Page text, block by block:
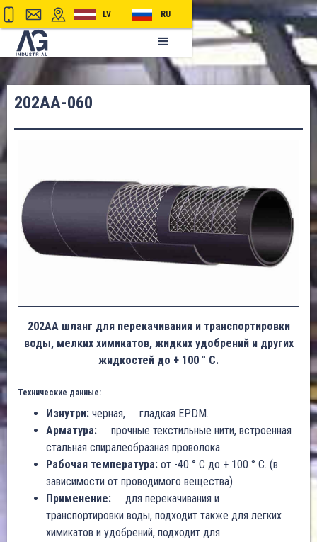
LV RU
202AA-060
202AA шланг для перекачивания и транспортировки
воды, мелких химикатов, жидких удобрений и других
жидкостей до + 100 ° C.
Технические данные:
Изнутри: черная, гладкая EPDM.
Арматура: прочные текстильные нити, встроенная
стальная спиралеобразная проволока.
Рабочая температура: от -40 ° C до + 100 ° C. (в
зависимости от проводимого вещества).
Применение: для перекачивания и
транспортировки воды, подходит также для легких
химикатов и удобрений, подходит для